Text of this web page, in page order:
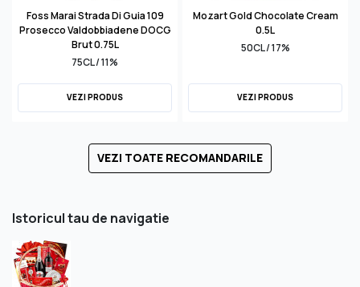
Foss Marai Strada Di Guia 109
Prosecco Valdobbiadene DOCG
Brut 0.75L
75CL / 11%
VEZI PRODUS
Mozart Gold Chocolate Cream
0.5L
50CL / 17%
VEZI PRODUS
VEZI TOATE RECOMANDARILE
Istoricul tau de navigatie